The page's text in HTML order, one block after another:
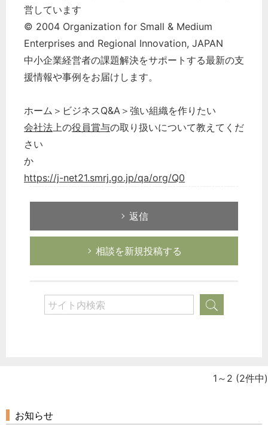
営しています
© 2004 Organization for Small & Medium
Enterprises and Regional Innovation, JAPAN
中小企業経営者の課題解決をサポートする最新の支
援情報や事例をお届けします。
ホーム＞ビジネスQ&A＞強い組織を作りたい
会社法上の役員賞与の取り扱いについて教えてくだ
さい
か
https://j-net21.smrj.go.jp/qa/org/Q0
返信
相談を新規投稿する
1～2 (2件中)
お知らせ